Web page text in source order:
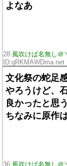
よなあ
28:風吹けば名無し＠
ID:qRKMAWDma.net
文化祭の蛇足
やろうけど、
良かったと思う
ちなみに原作
36:風吹けば名無し＠